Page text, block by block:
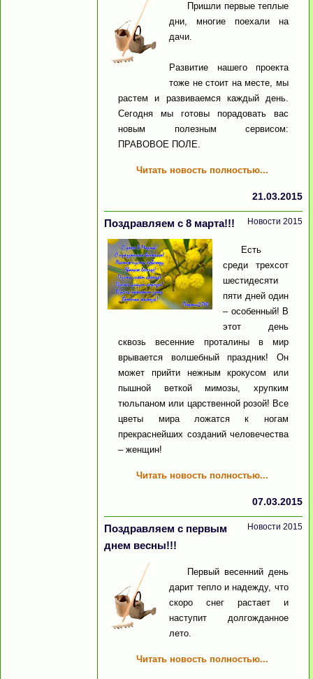
Пришли первые теплые
дни, многие поехали на
дачи.
Развитие нашего проекта
тоже не стоит на месте, мы
растем и развиваемся каждый день.
Сегодня мы готовы порадовать вас
новым полезным сервисом:
ПРАВОВОЕ ПОЛЕ.
Читать новость полностью...
21.03.2015
Поздравляем с 8 марта!!! Новости 2015
Есть
среди трехсот
шестидесяти
пяти дней один
– особенный! В
этот день
сквозь весенние проталины в мир
врывается волшебный праздник! Он
может прийти нежным крокусом или
пышной веткой мимозы, хрупким
тюльпаном или царственной розой! Все
цветы мира ложатся к ногам
прекраснейших созданий человечества
– женщин!
Читать новость полностью...
07.03.2015
Поздравляем с первым
днем весны!!!
Новости 2015
Первый весенний день
дарит тепло и надежду, что
скоро снег растает и
наступит долгожданное
лето.
Читать новость полностью...